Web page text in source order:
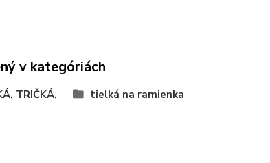
v kategóriách
TRIČKÁ,
tielká na ramienka